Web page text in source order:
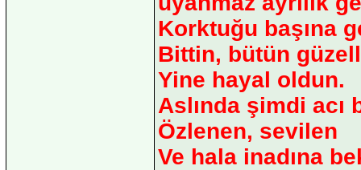
Korktuğu başına
Bittin, bütün
Yine hayal oldun.
Aslında şimdi acı
Özlenen, sevilen
Ve hala inadına